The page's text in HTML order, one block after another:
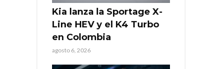
Kia lanza la Sportage X-
Line HEV y el K4 Turbo
en Colombia
agosto 6, 2026